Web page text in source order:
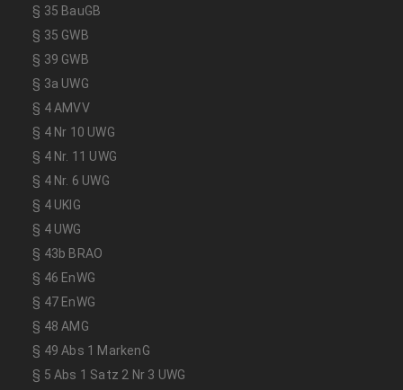
§ 35 BauGB
§ 35 GWB
§ 39 GWB
§ 3a UWG
§ 4 AMVV
§ 4 Nr 10 UWG
§ 4 Nr. 11 UWG
§ 4 Nr. 6 UWG
§ 4 UKlG
§ 4 UWG
§ 43b BRAO
§ 46 EnWG
§ 47 EnWG
§ 48 AMG
§ 49 Abs 1 MarkenG
§ 5 Abs 1 Satz 2 Nr 3 UWG